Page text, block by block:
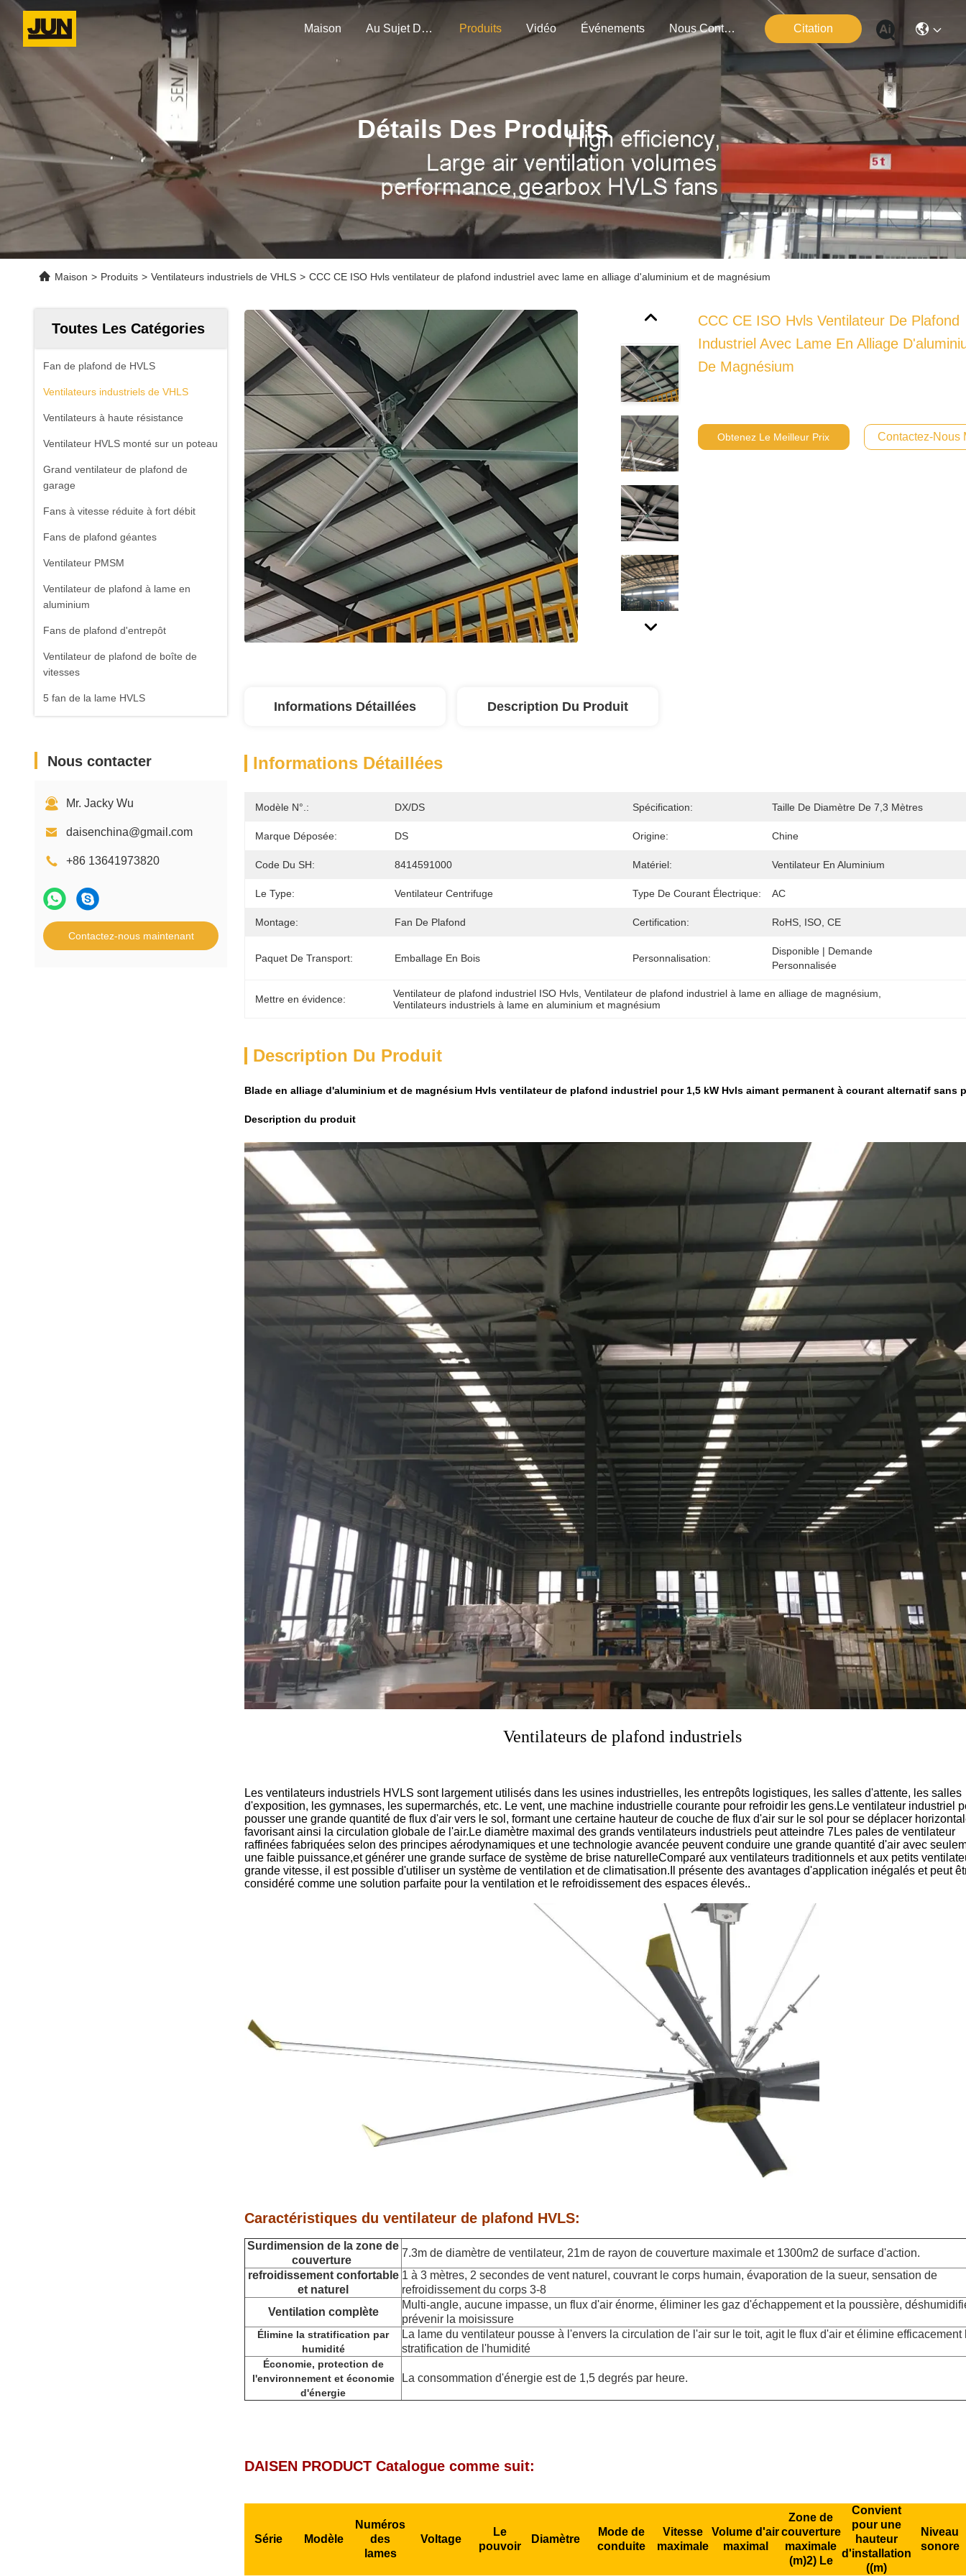
Maison Au Sujet De Nous Produits Vidéo Événements Nous Contacter Citation
Détails Des Produits
Maison > Produits > Ventilateurs industriels de VHLS > CCC CE ISO Hvls ventilateur de plafond industriel avec lame en alliage d'aluminium et de magnésium
Toutes Les Catégories
Fan de plafond de HVLS
Ventilateurs industriels de VHLS
Ventilateurs à haute résistance
Ventilateur HVLS monté sur un poteau
Grand ventilateur de plafond de
garage
Fans à vitesse réduite à fort débit
Fans de plafond géantes
Ventilateur PMSM
Ventilateur de plafond à lame en
aluminium
Fans de plafond d'entrepôt
Ventilateur de plafond de boîte de
vitesses
5 fan de la lame HVLS
Nous contacter
Mr. Jacky Wu
daisenchina@gmail.com
+86 13641973820
Contactez-nous maintenant
CCC CE ISO Hvls Ventilateur De Plafond
Industriel Avec Lame En Alliage
De Magnésium
Obtenez Le Meilleur Prix Contactez-Nous
Informations Détaillées Description Du Produit
Informations Détaillées
Modèle N°.: DX/DS Spécification: Taille De Diamètre De 7,3 Mètres
Marque Déposée: DS Origine: Chine
Code Du SH: 8414591000 Matériel: Ventilateur En Aluminium
Le Type: Ventilateur Centrifuge Type De Courant Électrique: AC
Montage: Fan De Plafond Certification: RoHS, ISO, CE
Paquet De Transport: Emballage En Bois Personnalisation:
Disponible | Demande
Personnalisée
Mettre en évidence: Ventilateur de plafond industriel ISO Hvls Ventilateur de plafond industriel à lame en alliage de magnésium
Ventilateurs industriels à lame en aluminium et magnésium
Description Du Produit
Blade en alliage d'aluminium et de magnésium Hvls ventilateur de plafond industriel pour 1,5 kW Hvls aimant permanent à courant alternatif sans
Description du produit
Ventilateurs de plafond industriels
Les ventilateurs industriels HVLS sont largement utilisés dans les usines industrielles, les entrepôts logistiques, les salles d'attente, les salles
d'exposition, les gymnases, les supermarchés, etc. Le vent, une machine industrielle courante pour refroidir les gens.Le ventilateur industriel
pousser une grande quantité de flux d'air vers le sol, formant une certaine hauteur de couche de flux d'air sur le sol pour se déplacer
favorisant ainsi la circulation globale de l'air.Le diamètre maximal des grands ventilateurs industriels peut atteindre 7Les pales de ventilateur
raffinées fabriquées selon des principes aérodynamiques et une technologie avancée peuvent conduire une grande quantité d'air avec
une faible puissance,et générer une grande surface de système de brise naturelleComparé aux ventilateurs traditionnels et aux petits
grande vitesse, il est possible d'utiliser un système de ventilation et de climatisation.Il présente des avantages d'application inégalés et peut
considéré comme une solution parfaite pour la ventilation et le refroidissement des espaces élevés..
Caractéristiques du ventilateur de plafond HVLS:
Surdimension de la zone de
couverture
7.3m de diamètre de ventilateur, 21m de rayon de couverture maximale et 1300m2 de surface d'action.
refroidissement confortable
et naturel
1 à 3 mètres, 2 secondes de vent naturel, couvrant le corps humain, évaporation de la sueur, sensation de
refroidissement du corps 3-8
Ventilation complète
Multi-angle, aucune impasse, un flux d'air énorme, éliminer les gaz d'échappement et la poussière,
prévenir la moisissure
Élimine la stratification par
humidité
La lame du ventilateur pousse à l'envers la circulation de l'air sur le toit, agit le flux d'air et élimine efficacement
stratification de l'humidité
Économie, protection de
l'environnement et économie
d'énergie
La consommation d'énergie est de 1,5 degrés par heure.
DAISEN PRODUCT Catalogue comme suit:
Série Modèle
Numéros
des
lames
Voltage
Le
pouvoir
Diamètre
Mode de
conduite
Vitesse
maximale
Volume d'air
maximal
Zone de
couverture
maximale
(m)2) Le
Convient
pour une
hauteur
d'installation
((m)
Niveau
sonore